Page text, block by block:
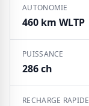
AUTONOMIE
460 km WLTP
PUISSANCE
286 ch
RECHARGE RAPIDE